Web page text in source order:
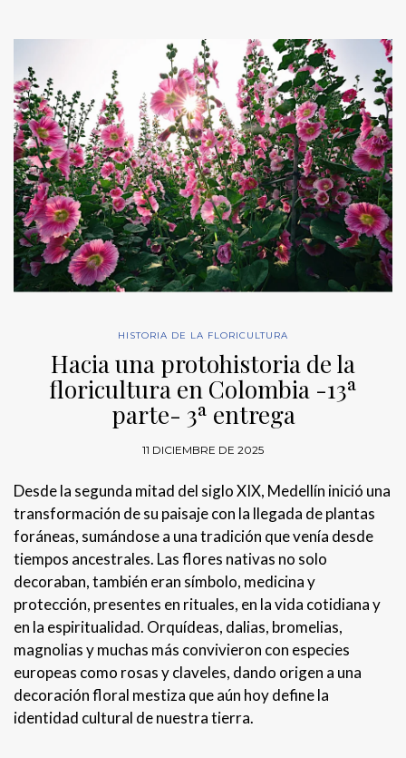
HISTORIA DE LA FLORICULTURA
Hacia una protohistoria de la
floricultura en Colombia -13ª
parte- 3ª entrega
11 DICIEMBRE DE 2025
Desde la segunda mitad del siglo XIX, Medellín inició una
transformación de su paisaje con la llegada de plantas
foráneas, sumándose a una tradición que venía desde
tiempos ancestrales. Las flores nativas no solo
decoraban, también eran símbolo, medicina y
protección, presentes en rituales, en la vida cotidiana y
en la espiritualidad. Orquídeas, dalias, bromelias,
magnolias y muchas más convivieron con especies
europeas como rosas y claveles, dando origen a una
decoración floral mestiza que aún hoy define la
identidad cultural de nuestra tierra.